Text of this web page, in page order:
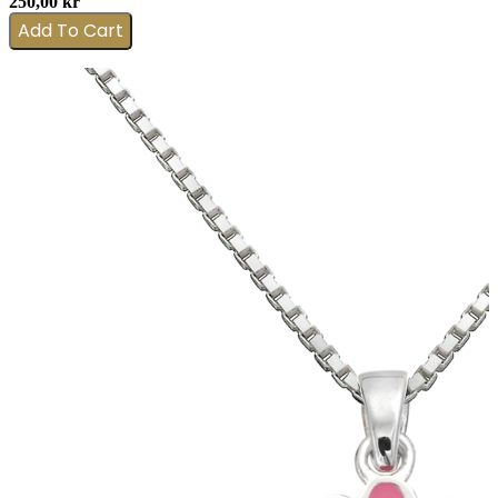
Add To Cart